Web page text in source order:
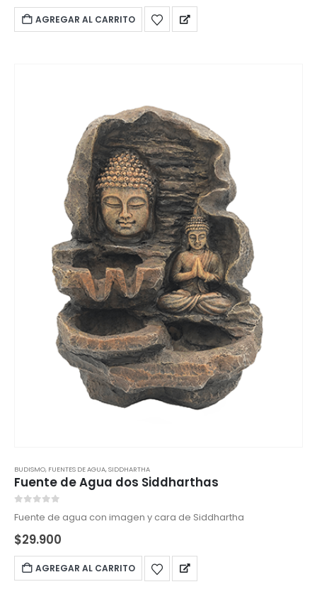
AGREGAR AL CARRITO
BUDISMO, FUENTES DE AGUA,SIDDHARTHA
Fuente de Agua dos Siddharthas
Fuente de agua con imagen y cara de Siddhartha
$29.900
AGREGAR AL CARRITO